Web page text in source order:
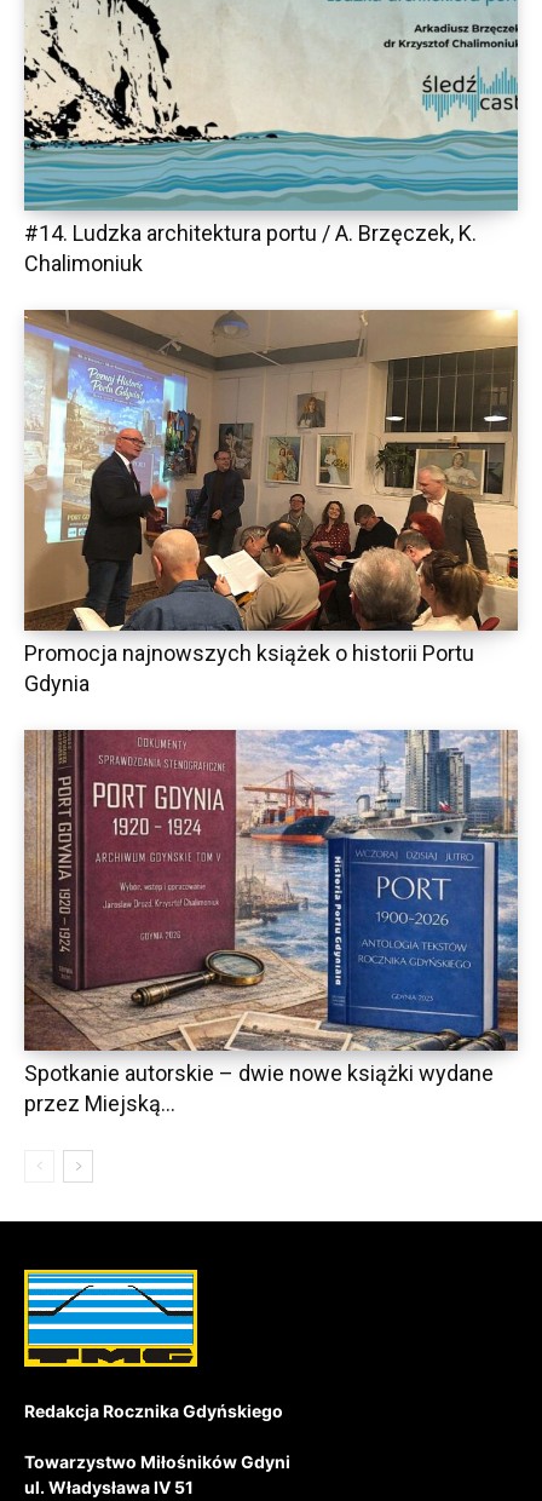
#14. Ludzka architektura portu / A. Brzęczek, K.
Chalimoniuk
Promocja najnowszych książek o historii Portu
Gdynia
Spotkanie autorskie – dwie nowe książki wydane
przez Miejską...
Redakcja Rocznika Gdyńskiego
Towarzystwo Miłośników Gdyni
ul. Władysława IV 51